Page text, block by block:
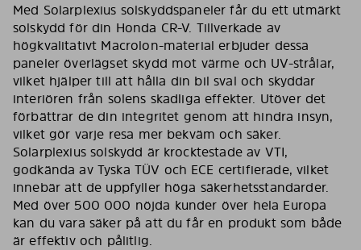
Med Solarplexius solskyddspaneler får du ett utmärkt
solskydd för din Honda CR-V. Tillverkade av
högkvalitativt Macrolon-material erbjuder dessa
paneler överlägset skydd mot värme och UV-strålar,
vilket hjälper till att hålla din bil sval och skyddar
interiören från solens skadliga effekter. Utöver det
förbättrar de din integritet genom att hindra insyn,
vilket gör varje resa mer bekväm och säker.
Solarplexius solskydd är krocktestade av VTI,
godkända av Tyska TÜV och ECE certifierade, vilket
innebär att de uppfyller höga säkerhetsstandarder.
Med över 500 000 nöjda kunder över hela Europa
kan du vara säker på att du får en produkt som både
är effektiv och pålitlig.